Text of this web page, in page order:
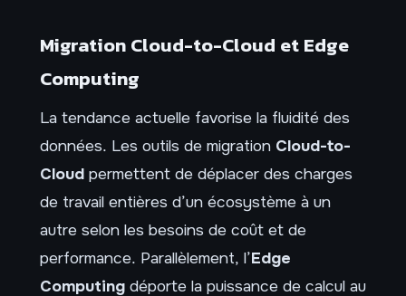
Migration Cloud-to-Cloud et Edge
Computing
La tendance actuelle favorise la fluidité des
données. Les outils de migration Cloud-to-
Cloud permettent de déplacer des charges
de travail entières d’un écosystème à un
autre selon les besoins de coût et de
performance. Parallèlement, l’Edge
Computing déporte la puissance de calcul au